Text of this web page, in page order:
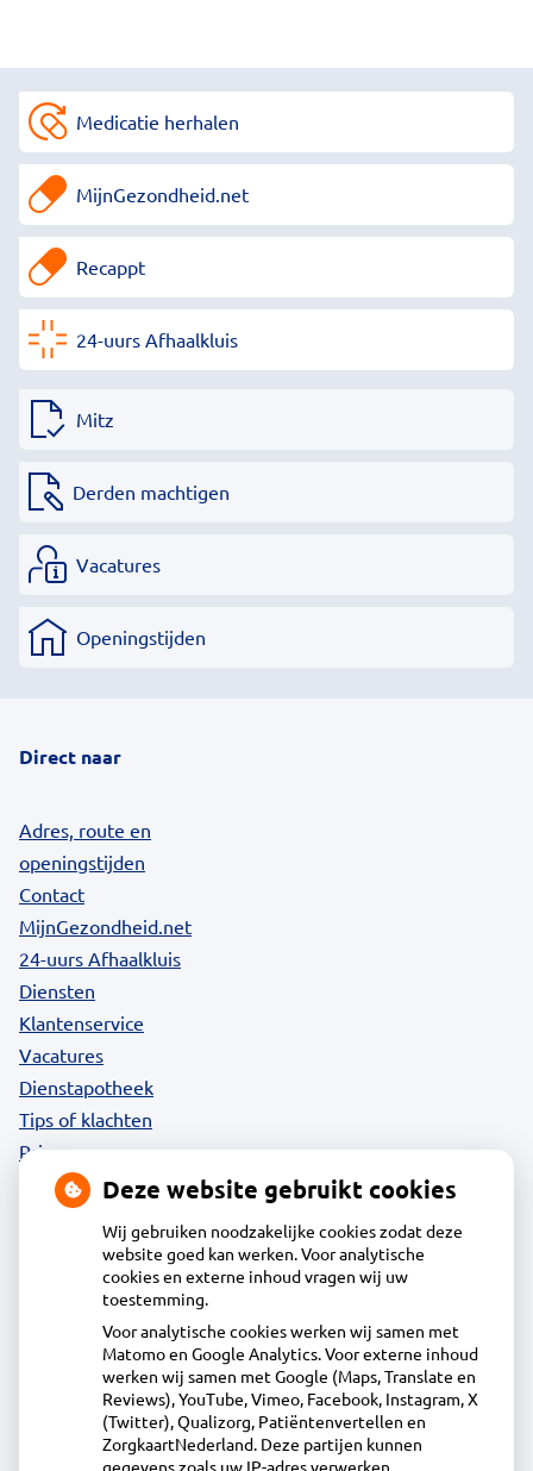
Medicatie herhalen
MijnGezondheid.net
Recappt
24-uurs Afhaalkluis
Mitz
Derden machtigen
Vacatures
Openingstijden
Direct naar
Adres, route en
openingstijden
Contact
MijnGezondheid.net
24-uurs Afhaalkluis
Diensten
Klantenservice
Vacatures
Dienstapotheek
Tips of klachten
Privacy
Acdapha Apotheek Waterland-Oost
Heideweg 1B, 1132DA Volendam
0299 - 36 83 24
info@apotheekwaterlandoost.nl
Inschrijven
Deze website gebruikt cookies
Wij gebruiken noodzakelijke cookies zodat deze
website goed kan werken. Voor analytische
cookies en externe inhoud vragen wij uw
toestemming.
Voor analytische cookies werken wij samen met
Matomo en Google Analytics. Voor externe inhoud
werken wij samen met Google (Maps, Translate en
Reviews), YouTube, Vimeo, Facebook, Instagram, X
(Twitter), Qualizorg, Patiëntenvertellen en
ZorgkaartNederland. Deze partijen kunnen
gegevens zoals uw IP-adres verwerken.